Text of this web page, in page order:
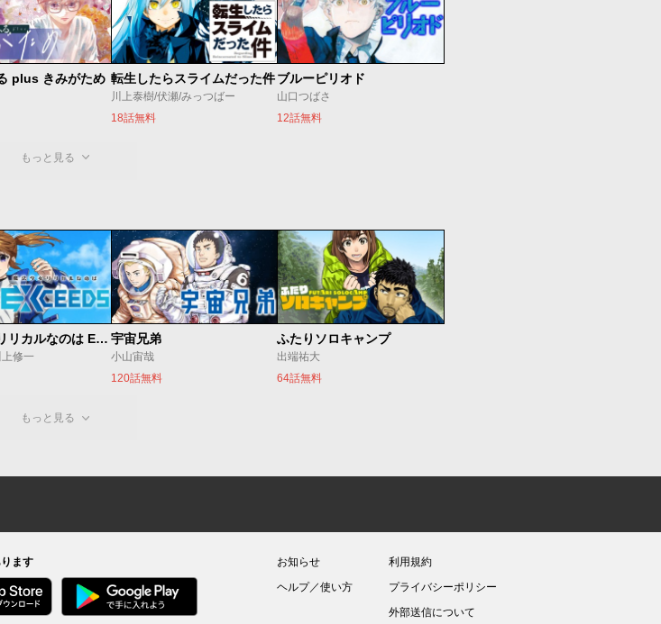
plus きみがため 転生したらスライムだった件
川上泰樹/伏瀬/みっつばー
18話無料
ブルーピリオド
山口つばさ
12話無料
もっと見る
魔法少女リリカルなのは EXCEEDS
修一
宇宙兄弟
小山宙哉
120話無料
ふたりソロキャンプ
出端祐大
64話無料
もっと見る
ます
お知らせ
ヘルプ／使い方
利用規約
プライバシーポリシー
外部送信について